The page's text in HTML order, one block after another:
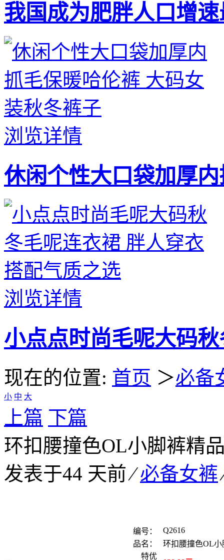
我国成为肥胖人口增
浏览详情
休闲个性大口袋加厚
浏览详情
小点点时尚毛呢大码
现在的位置: 首页 ＞必备
小 中 大
上篇 下篇
环扣腰撞色OL小脚裤精
发表于44 天前 ⁄必备女裤
编号：
Q2616
品名：
环扣腰撞色OL
特优